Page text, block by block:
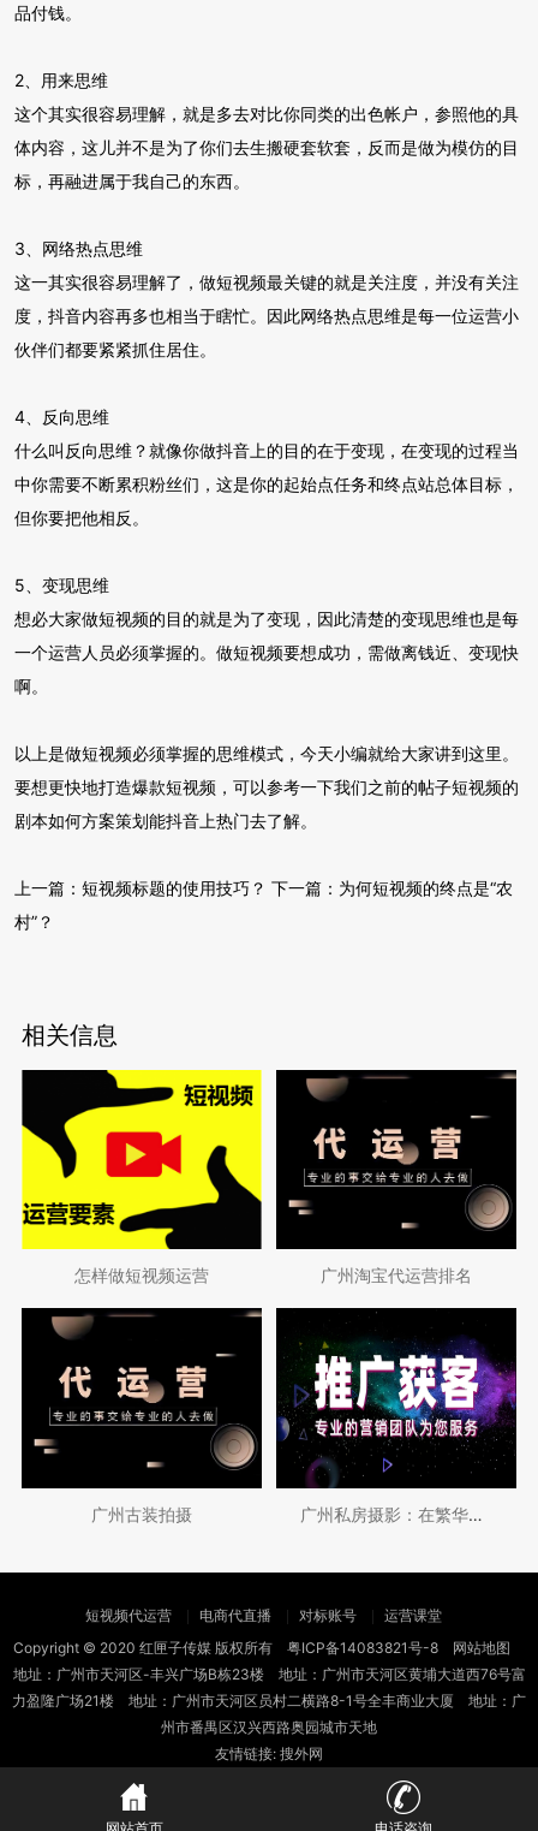
品付钱。
2、用来思维
这个其实很容易理解，就是多去对比你同类的出色帐户，参照他的具
体内容，这儿并不是为了你们去生搬硬套软套，反而是做为模仿的目
标，再融进属于我自己的东西。
3、网络热点思维
这一其实很容易理解了，做短视频最关键的就是关注度，并没有关注
度，抖音内容再多也相当于瞎忙。因此网络热点思维是每一位运营小
伙伴们都要紧紧抓住居住。
4、反向思维
什么叫反向思维？就像你做抖音上的目的在于变现，在变现的过程当
中你需要不断累积粉丝们，这是你的起始点任务和终点站总体目标，
但你要把他相反。
5、变现思维
想必大家做短视频的目的就是为了变现，因此清楚的变现思维也是每
一个运营人员必须掌握的。做短视频要想成功，需做离钱近、变现快
啊。
以上是做短视频必须掌握的思维模式，今天小编就给大家讲到这里。
要想更快地打造爆款短视频，可以参考一下我们之前的帖子短视频的
剧本如何方案策划能抖音上热门去了解。
上一篇： 短视频标题的使用技巧？ 下一篇： 为何短视频的终点是“农
村”？
相关信息
怎样做短视频运营 广州淘宝代运营排名
广州古装拍摄 广州私房摄影：在繁华都市中捕捉私密美学
短视频代运营 电商代直播 对标账号
运营课堂
Copyright © 2020 红匣子传媒 版权所有 粤ICP备14083821号-8
网站地图
地址：广州市天河区-丰兴广场B栋23楼 地址：广州市天河区黄埔大道西76号富
力盈隆广场21楼 地址：广州市天河区员村二横路8-1号全丰商业大厦 地址：广
州市番禺区汉兴西路奥园城市天地
友情链接: 搜外网